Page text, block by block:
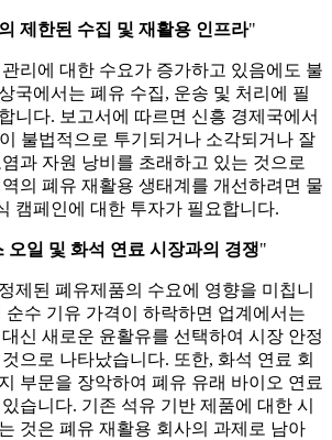
제한된 수집 및 재활용 인프라"
리에 대한 수요가 증가하고 있음에도 불
국에서는 폐유 수집, 운송 및 처리에 필
니다. 보고서에 따르면 신흥 경제국에서
불법적으로 투기되거나 소각되거나 잘
과 자원 낭비를 초래하고 있는 것으로
의 폐유 재활용 생태계를 개선하려면 물
캠페인에 대한 투자가 필요합니다.
오일 및 화석 연료 시장과의 경쟁"
제된 폐유제품의 수요에 영향을 미칩니
순수 기유 가격이 하락하면 업계에서는
신 새로운 윤활유를 선택하여 시장 안정
으로 나타났습니다. 또한, 화석 연료 회
부문을 장악하여 폐유 유래 바이오 연료
습니다. 기존 석유 기반 제품에 대한 시
것은 폐유 재활용 회사의 과제로 남아